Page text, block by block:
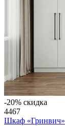
-20% скидка
4467
Шкаф «Гринвич»